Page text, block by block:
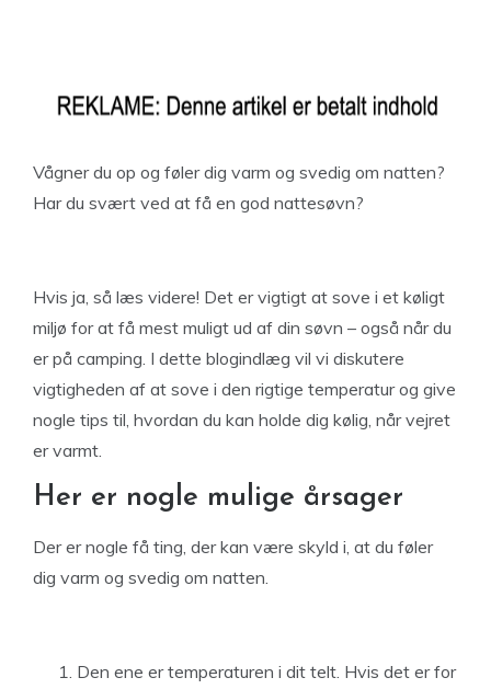
Vågner du op og føler dig varm og svedig om natten?
Har du svært ved at få en god nattesøvn?
Hvis ja, så læs videre! Det er vigtigt at sove i et køligt
miljø for at få mest muligt ud af din søvn – også når du
er på camping. I dette blogindlæg vil vi diskutere
vigtigheden af at sove i den rigtige temperatur og give
nogle tips til, hvordan du kan holde dig kølig, når vejret
er varmt.
Her er nogle mulige årsager
Der er nogle få ting, der kan være skyld i, at du føler
dig varm og svedig om natten.
Den ene er temperaturen i dit telt. Hvis det er for